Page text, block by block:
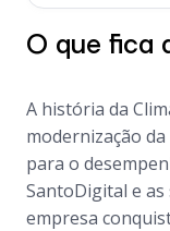
O que fica
A história da
modernização
para o
SantoDigital e as
empresa